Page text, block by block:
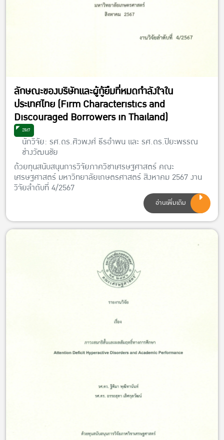
ลักษณะของบริษัทและผู้กู้ยืมที่หมดกำลังใจใน
ประเทศไทย (Firm Characteristics and
Discouraged Borrowers in Thailand)
2567
นักวิจัย: รศ.ดร.ศิวพงศ์ ธีรอำพน และ รศ.ดร.ปิยะพรรณ
ช่างวัฒนชัย
ด้วยทุนสนับสนุนการวิจัยภาควิชาเศรษฐศาสตร์ คณะ
เศรษฐศาสตร์ มหาวิทยาลัยเกษตรศาสตร์ สิงหาคม 2567 งาน
วิจัยลำดับที่ 4/2567
อ่านเพิ่มเติม